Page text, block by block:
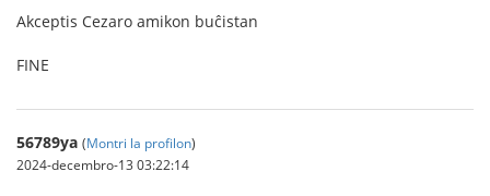
Akceptis Cezaro amikon buĉistan
FINE
56789ya (Montri la profilon)
2024-decembro-13 03:22:14